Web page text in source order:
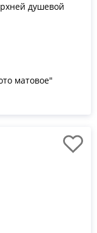
душевой
матовое"